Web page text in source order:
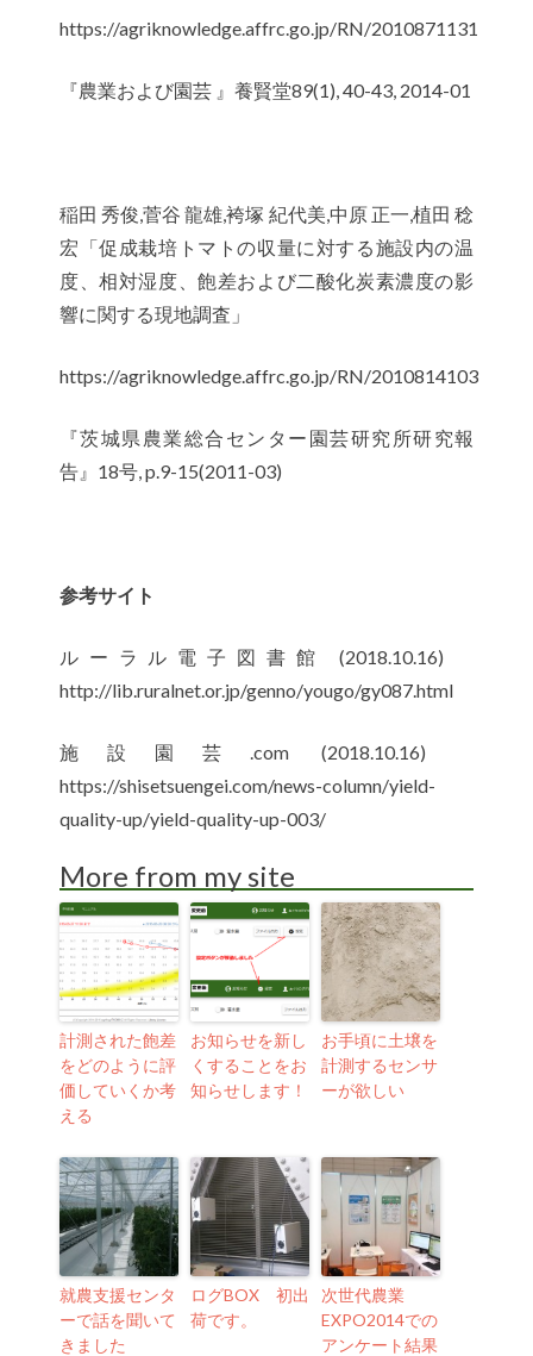
https://agriknowledge.affrc.go.jp/RN/2010871131
『農業および園芸 』養賢堂89(1), 40-43, 2014-01
稲田 秀俊,菅谷 龍雄,袴塚 紀代美,中原 正一,植田 稔
宏「促成栽培トマトの収量に対する施設内の温
度、相対湿度、飽差および二酸化炭素濃度の影
響に関する現地調査」
https://agriknowledge.affrc.go.jp/RN/2010814103
『茨城県農業総合センター園芸研究所研究報
告』18号, p.9-15(2011-03)
参考サイト
ルーラル電子図書館 (2018.10.16)
http://lib.ruralnet.or.jp/genno/yougo/gy087.html
施設園芸.com (2018.10.16)
https://shisetsuengei.com/news-column/yield-
quality-up/yield-quality-up-003/
More from my site
計測された飽差
をどのように評
価していくか考
える
お知らせを新し
くすることをお
知らせします！
お手頃に土壌を
計測するセンサ
ーが欲しい
就農支援センタ
ーで話を聞いて
きました
ログBOX 初出
荷です。
次世代農業
EXPO2014での
アンケート結果